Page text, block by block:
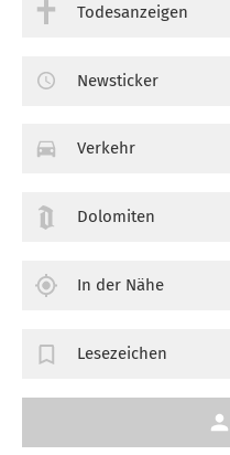
Todesanzeigen
Newsticker
Verkehr
Dolomiten
In der Nähe
Lesezeichen